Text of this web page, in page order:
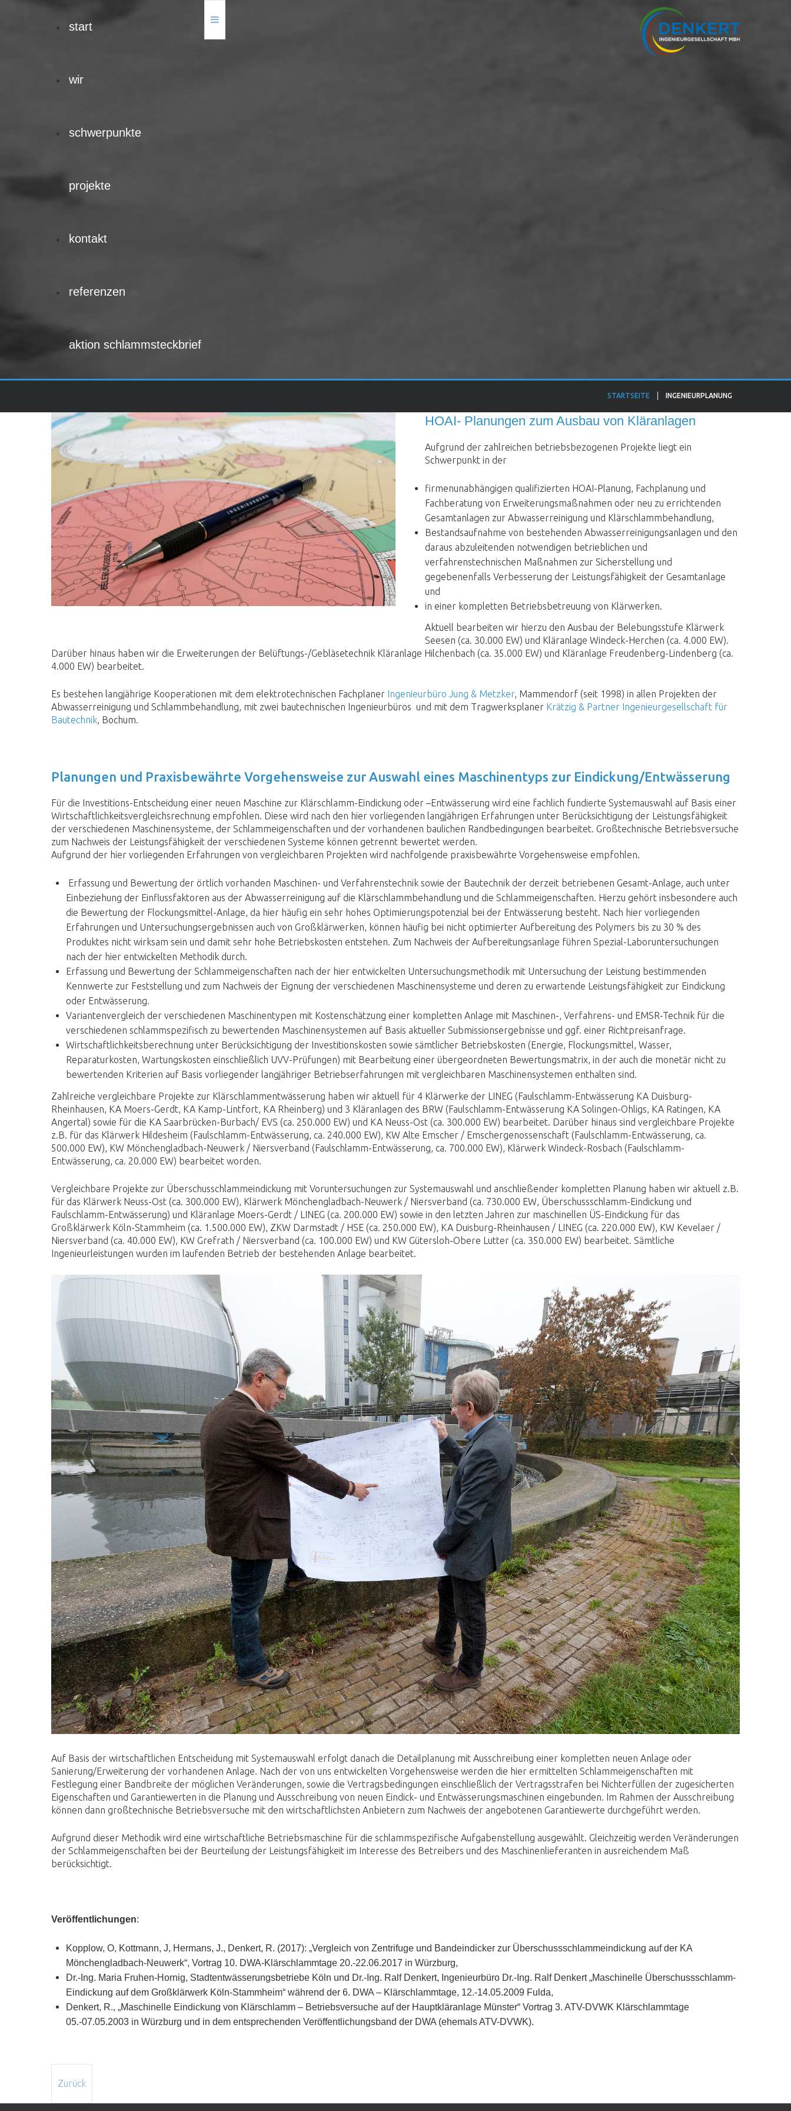
start
wir
schwerpunkte
projekte
kontakt
referenzen
aktion schlammsteckbrief
STARTSEITE INGENIEURPLANUNG
HOAI- Planungen zum Ausbau von Kläranlagen
Aufgrund der zahlreichen betriebsbezogenen Projekte liegt ein
Schwerpunkt in der
firmenunabhängigen qualifizierten HOAI-Planung, Fachplanung und
Fachberatung von Erweiterungsmaßnahmen oder neu zu errichtenden
Gesamtan­lagen zur Abwasserreinigung und Klärschlammbehandlung,
Bestandsaufnahme von bestehenden Abwasserreinigungsanlagen und den
daraus abzuleitenden notwendigen betrieblichen und
verfahrenstechnischen Maßnahmen zur Sicherstellung und
gegebenenfalls Verbesserung der Leistungsfähigkeit der Gesamtanlage
und
in einer kompletten Betriebsbetreuung von Klärwerken.
Aktuell bearbeiten wir hierzu den Ausbau der Belebungsstufe Klärwerk
Seesen (ca. 30.000 EW) und Kläranlage Windeck-Herchen (ca. 4.000 EW).
Darüber hinaus haben wir die Erweiterungen der Belüftungs-/Gebläsetechnik Kläranlage Hilchenbach (ca. 35.000 EW) und Kläranlage Freudenberg-Lindenberg (ca.
4.000 EW) bearbeitet.
Es bestehen langjährige Kooperationen mit dem elektrotechnischen Fachplaner Ingenieurbüro Jung & Metzker, Mammendorf (seit 1998) in allen Projekten der
Abwasserreinigung und Schlammbehandlung, mit zwei bautechnischen Ingenieurbüros und mit dem Tragwerksplaner Krätzig & Partner Ingenieurgesellschaft für
Bautechnik, Bochum.
Planungen und Praxisbewährte Vorgehensweise zur Auswahl eines Maschinentyps zur Eindickung/Entwässerung
Für die Investitions-Entscheidung einer neuen Maschine zur Klärschlamm-Eindickung oder –Entwässerung wird eine fachlich fundierte Systemauswahl auf Basis einer
Wirtschaftlichkeitsvergleichsrechnung empfohlen. Diese wird nach den hier vorliegenden langjährigen Erfahrungen unter Berücksichtigung der Leistungsfähigkeit
der verschiedenen Maschinensysteme, der Schlammeigenschaften und der vorhandenen baulichen Randbedingungen bearbeitet. Großtechnische Betriebsversuche
zum Nachweis der Leistungsfähigkeit der verschiedenen Systeme können getrennt bewertet werden.
Aufgrund der hier vorliegenden Erfahrungen von vergleichbaren Projekten wird nachfolgende praxisbewährte Vorgehensweise empfohlen.
Erfassung und Bewertung der örtlich vorhanden Maschinen- und Verfahrenstechnik sowie der Bautechnik der derzeit betriebenen Gesamt-Anlage, auch unter
Einbeziehung der Einflussfaktoren aus der Abwasserreinigung auf die Klärschlammbehandlung und die Schlammeigenschaften. Hierzu gehört insbesondere auch
die Bewertung der Flockungsmittel-Anlage, da hier häufig ein sehr hohes Optimierungspotenzial bei der Entwässerung besteht. Nach hier vorliegenden
Erfahrungen und Untersuchungsergebnissen auch von Großklärwerken, können häufig bei nicht optimierter Aufbereitung des Polymers bis zu 30 % des
Produktes nicht wirksam sein und damit sehr hohe Betriebskosten entstehen. Zum Nachweis der Aufbereitungsanlage führen Spezial-Laboruntersuchungen
nach der hier entwickelten Methodik durch.
Erfassung und Bewertung der Schlammeigenschaften nach der hier entwickelten Untersuchungsmethodik mit Untersuchung der Leistung bestimmenden
Kennwerte zur Feststellung und zum Nachweis der Eignung der verschiedenen Maschinensysteme und deren zu erwartende Leistungsfähigkeit zur Eindickung
oder Entwässerung.
Variantenvergleich der verschiedenen Maschinentypen mit Kostenschätzung einer kompletten Anlage mit Maschinen-, Verfahrens- und EMSR-Technik für die
verschiedenen schlammspezifisch zu bewertenden Maschinensystemen auf Basis aktueller Submissionsergebnisse und ggf. einer Richtpreisanfrage.
Wirtschaftlichkeitsberechnung unter Berücksichtigung der Investitionskosten sowie sämtlicher Betriebskosten (Energie, Flockungsmittel, Wasser,
Reparaturkosten, Wartungskosten einschließlich UVV-Prüfungen) mit Bearbeitung einer übergeordneten Bewertungsmatrix, in der auch die monetär nicht zu
bewertenden Kriterien auf Basis vorliegender langjähriger Betriebserfahrungen mit vergleichbaren Maschinensystemen enthalten sind.
Zahlreiche vergleichbare Projekte zur Klärschlammentwässerung haben wir aktuell für 4 Klärwerke der LINEG (Faulschlamm-Entwässerung KA Duisburg-
Rheinhausen, KA Moers-Gerdt, KA Kamp-Lintfort, KA Rheinberg) und 3 Kläranlagen des BRW (Faulschlamm-Entwässerung KA Solingen-Ohligs, KA Ratingen, KA
Angertal) sowie für die KA Saarbrücken-Burbach/ EVS (ca. 250.000 EW) und KA Neuss-Ost (ca. 300.000 EW) bearbeitet. Darüber hinaus sind vergleichbare Projekte
z.B. für das Klärwerk Hildesheim (Faulschlamm-Entwässerung, ca. 240.000 EW), KW Alte Emscher / Emschergenossenschaft (Faulschlamm-Entwässerung, ca.
500.000 EW), KW Mönchengladbach-Neuwerk / Niersverband (Faulschlamm-Entwässerung, ca. 700.000 EW), Klärwerk Windeck-Rosbach (Faulschlamm-
Entwässerung, ca. 20.000 EW) bearbeitet worden.
Vergleichbare Projekte zur Überschusschlammeindickung mit Voruntersuchungen zur Systemauswahl und anschließender kompletten Planung haben wir aktuell z.B.
für das Klärwerk Neuss-Ost (ca. 300.000 EW), Klärwerk Mönchengladbach-Neuwerk / Niersverband (ca. 730.000 EW, Überschussschlamm-Eindickung und
Faulschlamm-Entwässerung) und Kläranlage Moers-Gerdt / LINEG (ca. 200.000 EW) sowie in den letzten Jahren zur maschinellen ÜS-Eindickung für das
Großklärwerk Köln-Stammheim (ca. 1.500.000 EW), ZKW Darmstadt / HSE (ca. 250.000 EW), KA Duisburg-Rheinhausen / LINEG (ca. 220.000 EW), KW Kevelaer /
Niersverband (ca. 40.000 EW), KW Grefrath / Niersverband (ca. 100.000 EW) und KW Gütersloh-Obere Lutter (ca. 350.000 EW) bearbeitet. Sämtliche
Ingenieurleistungen wurden im laufenden Betrieb der bestehenden Anlage bearbeitet.
Auf Basis der wirtschaftlichen Entscheidung mit Systemauswahl erfolgt danach die Detailplanung mit Ausschreibung einer kompletten neuen Anlage oder
Sanierung/Erweiterung der vorhandenen Anlage. Nach der von uns entwickelten Vorgehensweise werden die hier ermittelten Schlammeigenschaften mit
Festlegung einer Bandbreite der möglichen Veränderungen, sowie die Vertragsbedingungen einschließlich der Vertragsstrafen bei Nichterfüllen der zugesicherten
Eigenschaften und Garantiewerten in die Planung und Ausschreibung von neuen Eindick- und Entwässerungsmaschinen eingebunden. Im Rahmen der Ausschreibung
können dann großtechnische Betriebsversuche mit den wirtschaftlichsten Anbietern zum Nachweis der angebotenen Garantiewerte durchgeführt werden.
Aufgrund dieser Methodik wird eine wirtschaftliche Betriebsmaschine für die schlammspezifische Aufgabenstellung ausgewählt. Gleichzeitig werden Veränderungen
der Schlammeigenschaften bei der Beurteilung der Leistungsfähigkeit im Interesse des Betreibers und des Maschinenlieferanten in ausreichendem Maß
berücksichtigt.
Veröffentlichungen:
Kopplow, O, Kottmann, J, Hermans, J., Denkert, R. (2017): „Vergleich von Zentrifuge und Bandeindicker zur Überschussschlammeindickung auf der KA
Mönchengladbach-Neuwerk“, Vortrag 10. DWA-Klärschlammtage 20.-22.06.2017 in Würzburg,
Dr.-Ing. Maria Fruhen-Hornig, Stadtentwässerungsbetriebe Köln und Dr.-Ing. Ralf Denkert, Ingenieurbüro Dr.-Ing. Ralf Denkert „Maschinelle Überschussschlamm-
Eindickung auf dem Großklärwerk Köln-Stammheim“ während der 6. DWA – Klärschlammtage, 12.-14.05.2009 Fulda,
Denkert, R., „Maschinelle Eindickung von Klärschlamm – Betriebsversuche auf der Hauptkläranlage Münster“ Vortrag 3. ATV-DVWK Klärschlammtage
05.-07.05.2003 in Würzburg und in dem entsprechenden Veröffentlichungsband der DWA (ehemals ATV-DVWK).
Zurück